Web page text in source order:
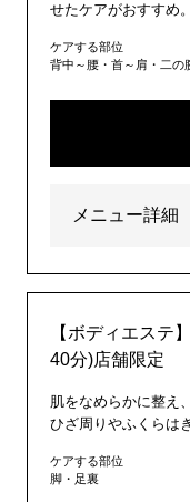
せたケアがおすすめ。
ケアする部位
背中～腰・首～肩・二の
メニュー詳細
【ボディエステ
40分)店舗限定
肌をなめらかに整え
ひざ周りやふくらは
ケアする部位
脚・足裏